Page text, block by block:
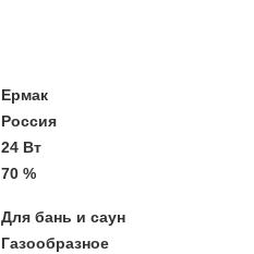
Ермак
Россия
24 Вт
70 %
Для бань и саун
Газообразное